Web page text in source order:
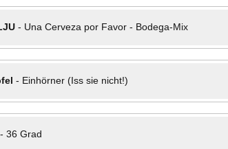
- Una Cerveza por Favor - Bodega-Mix
- Einhörner (Iss sie nicht!)
36 Grad